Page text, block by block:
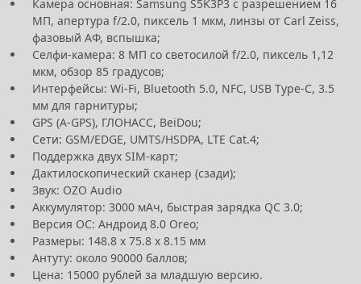
Камера основная: Samsung S5K3P3 с разрешением 16
МП, апертура f/2.0, пиксель 1 мкм, линзы от Carl Zeiss,
фазовый АФ, вспышка;
Селфи-камера: 8 МП со светосилой f/2.0, пиксель 1,12
мкм, обзор 85 градусов;
Интерфейсы: Wi-Fi, Bluetooth 5.0, NFC, USB Type-C, 3.5
мм для гарнитуры;
GPS (A-GPS), ГЛОНАСС, BeiDou;
Сети: GSM/EDGE, UMTS/HSDPA, LTE Cat.4;
Поддержка двух SIM-карт;
Дактилоскопический сканер (сзади);
Звук: OZO Audio
Аккумулятор: 3000 мАч, быстрая зарядка QC 3.0;
Версия ОС: Андроид 8.0 Oreo;
Размеры: 148.8 x 75.8 x 8.15 мм
Антуту: около 90000 баллов;
Цена: 15000 рублей за младшую версию.